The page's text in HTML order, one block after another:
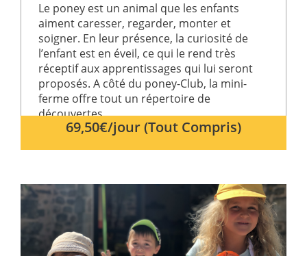
Le poney est un animal que les enfants
aiment caresser, regarder, monter et
soigner. En leur présence, la curiosité de
l’enfant est en éveil, ce qui le rend très
réceptif aux apprentissages qui lui seront
proposés. A côté du poney-Club, la mini-
ferme offre tout un répertoire de
découvertes.
69,50€/jour (Tout Compris)